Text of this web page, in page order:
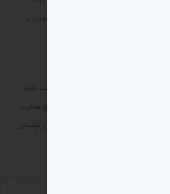
و رسوم و عقاید ایرانیان آن زمان، همزمان با
که پرفروش‌ترین رمان تاریخ ایران است اشاره
بوف کور»
به آن اشاره شده) نوشته‌ی صادق هدایت،
همسایه‌ها نوشته‌ی احمد محمود، سووشون نوشته‌ی